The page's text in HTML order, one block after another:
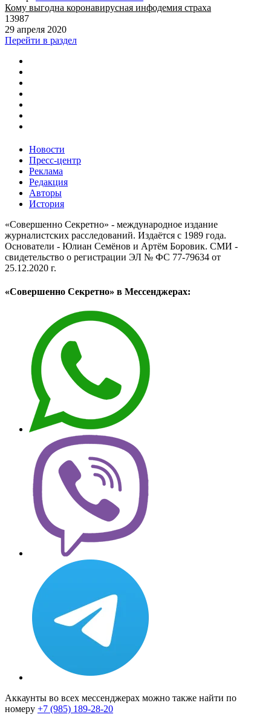
Кому выгодна коронавирусная инфодемия страха
13987
29 апреля 2020
Перейти в раздел
Новости
Пресс-центр
Реклама
Редакция
Авторы
История
«Совершенно Секретно» - международное издание
журналистских расследований. Издаётся с 1989 года.
Основатели - Юлиан Семёнов и Артём Боровик. CМИ -
свидетельство о регистрации ЭЛ № ФС 77-79634 от
25.12.2020 г.
«Совершенно Секретно» в Мессенджерах:
Аккаунты во всех мессенджерах можно также найти по
номеру +7 (985) 189-28-20